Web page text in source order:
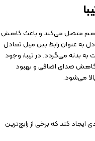
هم متصل می‌کند و باعث کاهش
به عنوان رابط بین میل تعادل
بدنه می‌گردد. در تیبا، وجود
کاهش صدای اضافی و بهبود
می‌شود.
کند که برخی از رایج‌ترین